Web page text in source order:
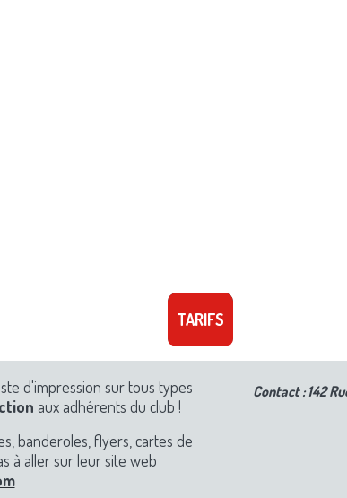
TARIFS
d'impression sur tous types
aux adhérents du club !
banderoles, flyers, cartes de
à aller sur leur site web
Contact :142